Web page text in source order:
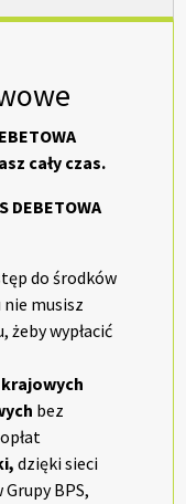
cały czas.
DEBETOWA
do środków
musisz
żeby wypłacić
bez
dzięki sieci
BPS,